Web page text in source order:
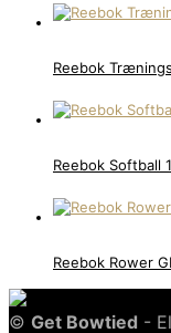
Reebok
Reebok Softball
Reebok Rower
© Get Bowtied -